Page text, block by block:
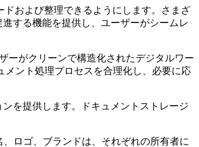
および整理できるようにします。さまざ
する機能を提供し、ユーザーがシームレ
ーがクリーンで構造化されたデジタルワー
メント処理プロセスを合理化し、必要に応
を提供します。ドキュメントストレージ
ロゴ、ブランドは、それぞれの所有者に